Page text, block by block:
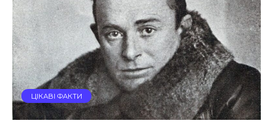
ЦІКАВІ ФАКТИ